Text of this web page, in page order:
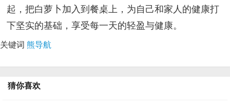
起，把白萝卜加入到餐桌上，为自己和家人的健康打
下坚实的基础，享受每一天的轻盈与健康。
关键词 熊导航
猜你喜欢